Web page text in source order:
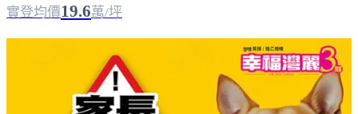
實登均價19.6萬/坪